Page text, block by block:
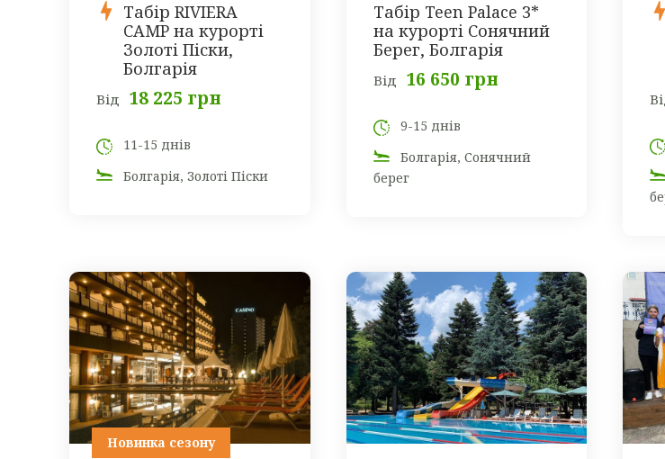
Табір RIVIERA
CAMP на курорті
Золоті Піски,
Болгарія
Від 18 225 грн
11-15 днів
Болгарія, Золоті Піски
Табір Teen Palace 3*
на курорті Сонячний
Берег, Болгарія
Від 16 650 грн
9-15 днів
Болгарія, Сонячний
берег
Новинка сезону